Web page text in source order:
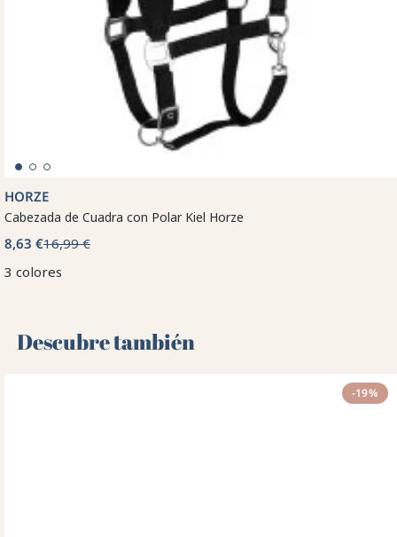
HORZE
Cabezada de Cuadra con Polar Kiel Horze
8,63 €16,99 €
3 colores
Descubre también 🌻
-19%